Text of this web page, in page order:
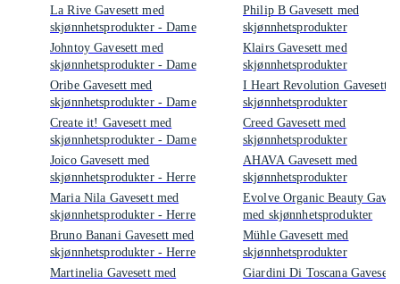
La Rive Gavesett med
skjønnhetsprodukter - Dame
Johntoy Gavesett med
skjønnhetsprodukter - Dame
Oribe Gavesett med
skjønnhetsprodukter - Dame
Create it! Gavesett med
skjønnhetsprodukter - Dame
Joico Gavesett med
skjønnhetsprodukter - Herre
Maria Nila Gavesett med
skjønnhetsprodukter - Herre
Bruno Banani Gavesett med
skjønnhetsprodukter - Herre
Martinelia Gavesett med
Philip B Gavesett med
skjønnhetsprodukter
Klairs Gavesett med
skjønnhetsprodukter
I Heart Revolution Gavesett
skjønnhetsprodukter
Creed Gavesett med
skjønnhetsprodukter
AHAVA Gavesett med
skjønnhetsprodukter
Evolve Organic Beauty
med skjønnhetsprodukter
Mühle Gavesett med
skjønnhetsprodukter
Giardini Di Toscana Gavesett